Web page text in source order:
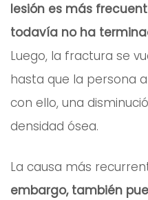
lesión es más
todavía no ha
Luego, la fractura se
hasta que la persona
con ello, una
densidad ósea.
La causa más
embargo, también